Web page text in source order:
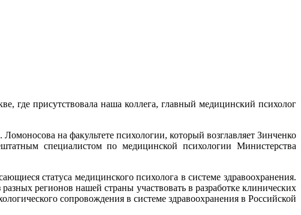
где присутствовала наша коллега, главный медицинский психолог
на факультете психологии, который возглавляет Зинченко
специалистом по медицинской психологии Министерства
статуса медицинского психолога в системе здравоохранения.
регионов нашей страны участвовать в разработке клинических
сопровождения в системе здравоохранения в Российской